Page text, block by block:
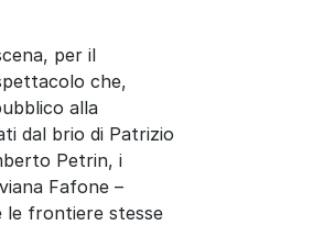
per il
che,
alla
dal brio di Patrizio
Petrin, i
Fafone –
le frontiere stesse